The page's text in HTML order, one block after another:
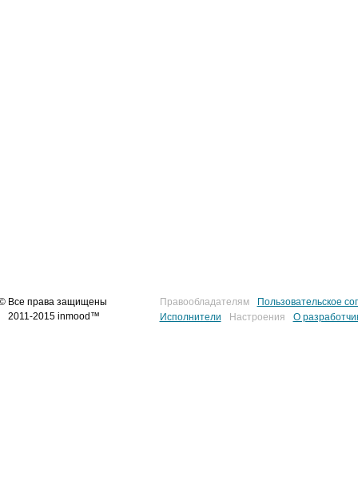
Все права защищены
2011-2015 inmood™
Правообладателям
Пользовательское
Исполнители
Настроения О